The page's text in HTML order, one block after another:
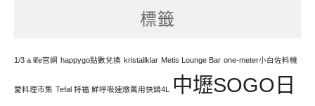
標籤
1/3 a life官網 happygo點數兌換 kristallklar Metis Lounge Bar one-meter小白佐料機
愛料理市集 Tefal 特福 鮮呼吸速燉萬用快鍋4L
中壢SOGO日